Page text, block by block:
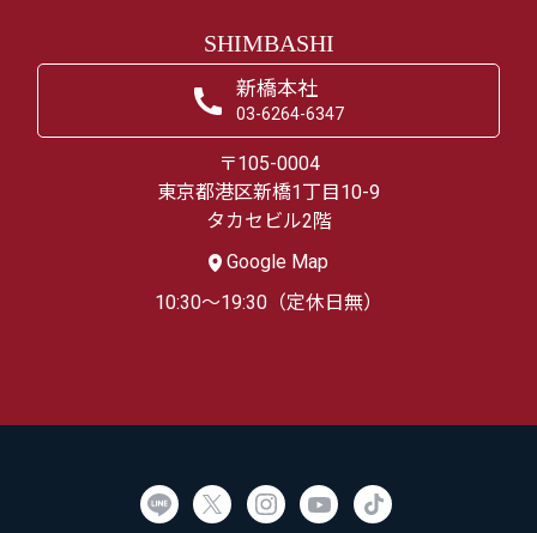
SHIMBASHI
新橋本社
03-6264-6347
〒105-0004
東京都港区新橋1丁目10-9
タカセビル2階
Google Map
10:30～19:30（定休日無）